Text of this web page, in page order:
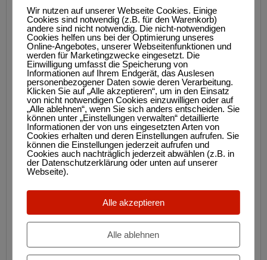
1. Thema:
Gegensätze – in einem Bild festgehalten
2. Thema:
Freies Thema
Erläuterung:
Das Thema Gegensätze lebt von der
Spannung zwischen zwei
widersprüchlichen Elementen.
In einem einzigen Bild festgehalten,
Visuell: Hell vs. Dunkel
Wir nutzen auf unserer Webseite Cookies. Einige
Cookies sind notwendig (z.B. für den Warenkorb)
andere sind nicht notwendig. Die nicht-notwendigen
Cookies helfen uns bei der Optimierung unseres
Online-Angebotes, unserer Webseitenfunktionen und
werden für Marketingzwecke eingesetzt. Die
Einwilligung umfasst die Speicherung von
Informationen auf Ihrem Endgerät, das Auslesen
personenbezogener Daten sowie deren Verarbeitung.
Klicken Sie auf „Alle akzeptieren“, um in den Einsatz
von nicht notwendigen Cookies einzuwilligen oder auf
„Alle ablehnen“, wenn Sie sich anders entscheiden. Sie
können unter „Einstellungen verwalten“ detaillierte
Informationen der von uns eingesetzten Arten von
Cookies erhalten und deren Einstellungen aufrufen. Sie
können die Einstellungen jederzeit aufrufen und
Cookies auch nachträglich jederzeit abwählen (z.B. in
der Datenschutzerklärung oder unten auf unserer
Webseite).
Alle akzeptieren
Alle ablehnen